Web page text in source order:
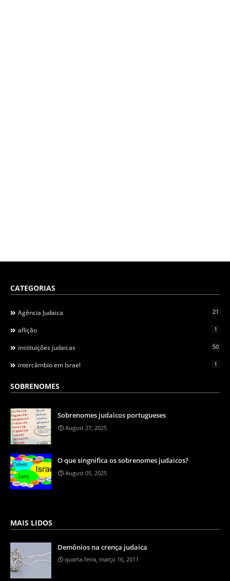
CATEGORIAS
Agência Judaica 21
aflição 1
instituições judaicas 50
intercâmbio em Israel 1
SOBRENOMES
Sobrenomes judaicos portugueses
August 27, 2025
O que singnifica os sobrenomes judaicos?
August 05, 2025
MAIS LIDOS
Demônios na crença judaica
quarta-feira, março 16, 2011